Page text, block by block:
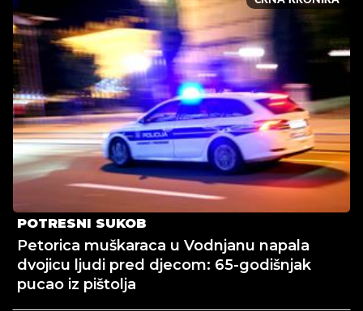
POTRESNI SUKOB
Petorica muškaraca u Vodnjanu napala
dvojicu ljudi pred djecom: 65-godišnjak
pucao iz pištolja